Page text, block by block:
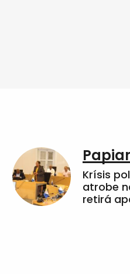
Krísis
atrobe
retirá